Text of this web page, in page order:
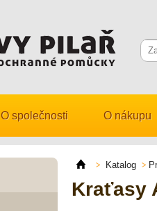
O společnosti O nákupu
Katalog
Kraťasy